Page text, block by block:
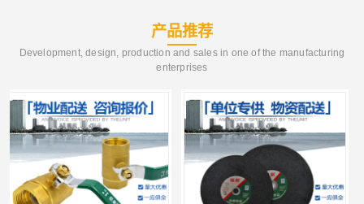
产品推荐
Development, design, production and sales in one of the manufacturing
enterprises